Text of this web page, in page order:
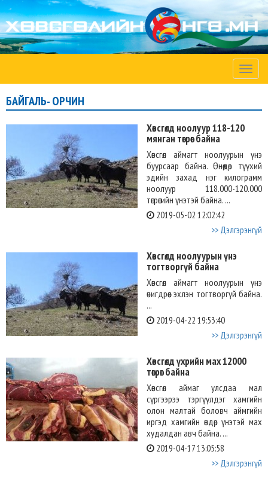
Toggle
БАЙГАЛЬ- ОРЧИН
Хөвсгөлд ноолуур 118-120
мянган төгрөг байна
Хөвсгөл аймагт ноолуурын үнэ
буурсаар байна. Өнөөдөр түүхий
эдийн захад нэг килограмм
ноолуур 118.000-120.000
төгрөгийн үнэтэй байна. ...
2019-05-02 12:02:42
>> Дэлгэрэнгүй
Хөвсгөлд ноолуурын үнэ
тогтворгүй байна
Хөвсгөл аймагт ноолуурын үнэ
өчигдрөөс эхлэн тогтворгүй байна.
...
2019-04-22 19:53:40
>> Дэлгэрэнгүй
Хөвсгөлд үхрийн мах 12000
төгрөг байна
Хөвсгөл аймаг улсдаа мал
сүргээрээ тэргүүлдэг хамгийн
олон малтай боловч аймгийн
иргэд хамгийн өндөр үнэтэй мах
худалдан авч байна. ...
2019-04-17 13:05:58
>> Дэлгэрэнгүй